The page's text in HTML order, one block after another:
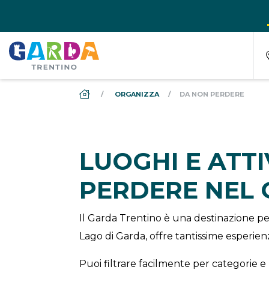
DS_BREADCRUMB.HOME
ORGANIZZA DA NON PERDERE
LUOGHI E
PERDERE NEL
Il Garda Trentino è una destinazione
Lago di Garda, offre tantissime
Puoi filtrare facilmente per categorie